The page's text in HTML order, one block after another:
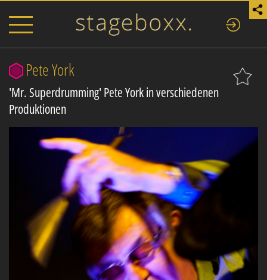
Pete York
'Mr. Superdrumming' Pete York in verschiedenen
Produktionen